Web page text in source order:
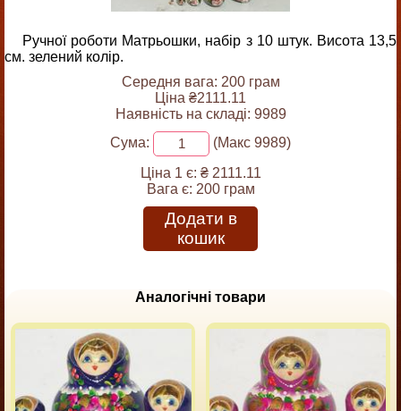
Ручної роботи Матрьошки, набір з 10 штук. Висота 13,5
см. зелений колір.
Середня вага: 200 грам
Ціна ₴2111.11
Наявність на складі: 9989
Сума:
(Макс 9989)
Ціна 1 є: ₴ 2111.11
Вага є: 200 грам
Додати в
кошик
Аналогічні товари